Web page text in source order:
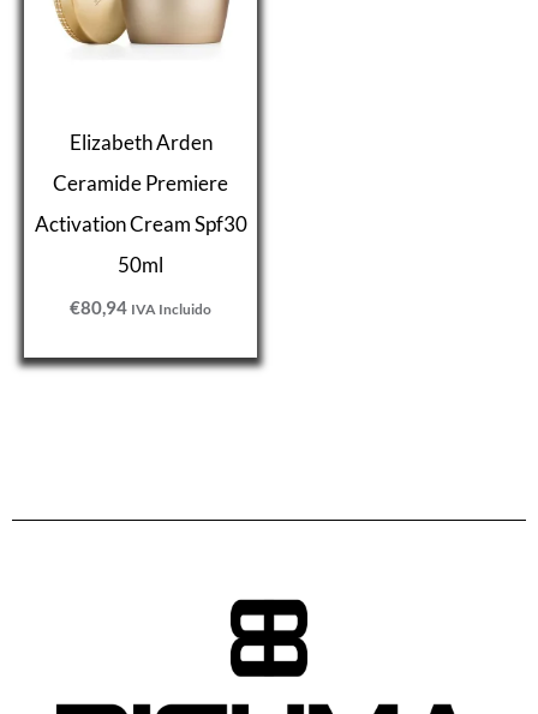
Elizabeth Arden
Ceramide Premiere
Activation Cream Spf30
50ml
€80,94 IVA Incluido